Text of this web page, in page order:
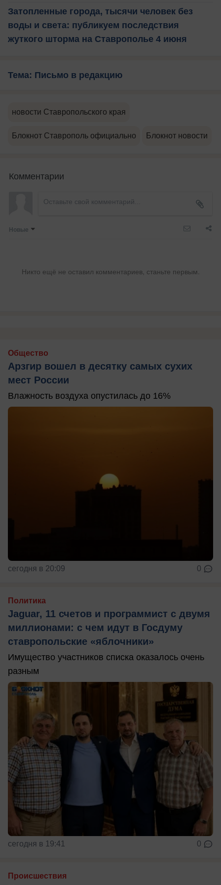
Затопленные города, тысячи человек без
воды и света: публикуем последствия
жуткого шторма на Ставрополье 4 июня
Тема: Письмо в редакцию
новости Ставропольского края
Блокнот Ставрополь официально Блокнот новости
Комментарии
Новые
Никто ещё не оставил комментариев, станьте первым.
Общество
Арзгир вошел в десятку самых сухих
мест России
Влажность воздуха опустилась до 16%
сегодня в 20:09 0
Политика
Jaguar, 11 счетов и программист с двумя
миллионами: с чем идут в Госдуму
ставропольские «яблочники»
Имущество участников списка оказалось очень
разным
сегодня в 19:41 0
Происшествия